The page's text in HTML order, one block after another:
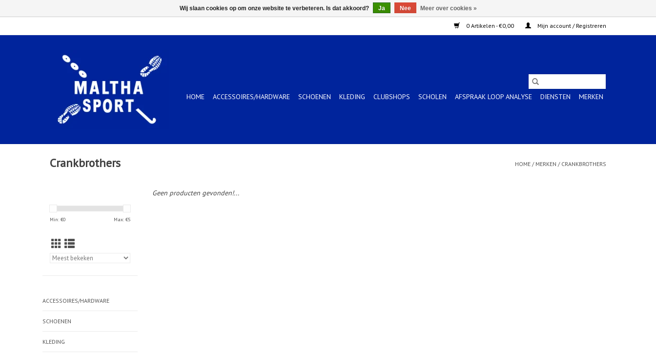
0 Artikelen - €0,00 Mijn account / Registreren
HOME ACCESSOIRES/HARDWARE SCHOENEN KLEDING CLUBSHOPS SCHOLEN AFSPRAAK LOOP ANALYSE DIENSTEN MERKEN
Crankbrothers HOME / MERKEN / CRANKBROTHERS
Min: €0 Max: €5
ACCESSOIRES/HARDWARE
SCHOENEN
KLEDING
Geen producten gevonden!...
Wij slaan cookies op om onze website te verbeteren. Is dat akkoord? Ja Nee Meer over cookies »